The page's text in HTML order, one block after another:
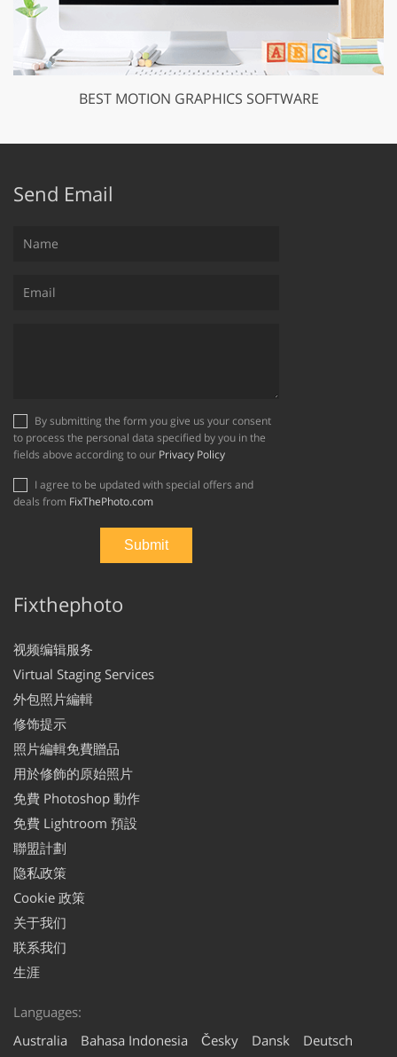
BEST MOTION GRAPHICS SOFTWARE
Send Email
to process the personal data specified by you in the
fields above according to our Privacy Policy
deals from FixThePhoto.com
Fixthephoto
视频编辑服务
Virtual Staging Services
外包照片編輯
修饰提示
照片編輯免費贈品
用於修飾的原始照片
免費 Photoshop 動作
免費 Lightroom 預設
聯盟計劃
隐私政策
Cookie 政策
关于我们
联系我们
生涯
Languages:
Australia
Bahasa Indonesia Česky Dansk Deutsch